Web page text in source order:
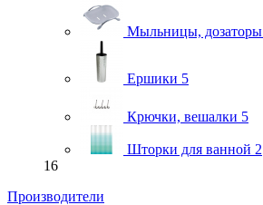
Мыльницы, дозаторы
Ершики 5
Крючки, вешалки 5
Шторки для ванной 2
16
Производители